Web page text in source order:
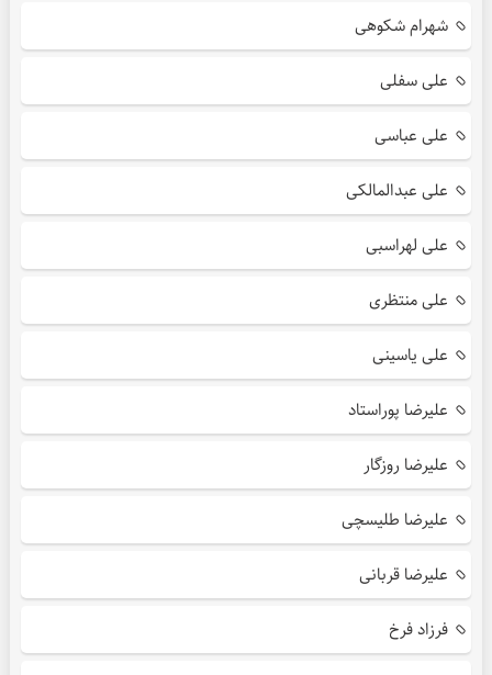
شهرام شکوهی
علی سفلی
علی عباسی
علی عبدالمالکی
علی لهراسبی
علی منتظری
علی یاسینی
علیرضا پوراستاد
علیرضا روزگار
علیرضا طلیسچی
علیرضا قربانی
فرزاد فرخ